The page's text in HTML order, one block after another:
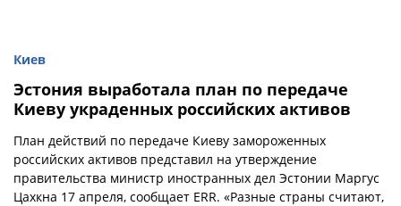
Киев
Эстония выработала план по передаче
Киеву украденных российских активов
План действий по передаче Киеву замороженных
российских активов представил на утверждение
правительства министр иностранных дел Эстонии Маргус
Цахкна 17 апреля, сообщает ERR. «Разные страны считают,